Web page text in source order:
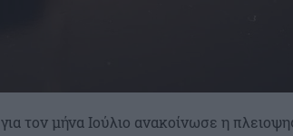
για τον μήνα Ιούλιο ανακοίνωσε η